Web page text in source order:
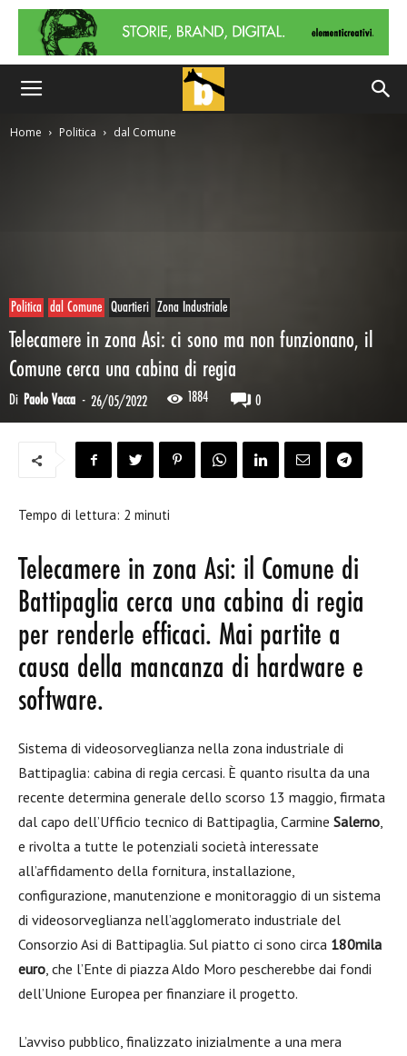
Home Politica dal Comune
Politica dal Comune Quartieri Zona Industriale
Telecamere in zona Asi: ci sono ma non funzionano, il
Comune cerca una cabina di regia
Di Paolo Vacca - 26/05/2022 1884 0
Tempo di lettura: 2 minuti
Telecamere in zona Asi: il Comune di
Battipaglia cerca una cabina di regia
per renderle efficaci. Mai partite a
causa della mancanza di hardware e
software.
Sistema di videosorveglianza nella zona industriale di
Battipaglia: cabina di regia cercasi. È quanto risulta da una
recente determina generale dello scorso 13 maggio, firmata
dal capo dell’Ufficio tecnico di Battipaglia, Carmine Salerno,
e rivolta a tutte le potenziali società interessate
all’affidamento della fornitura, installazione,
configurazione, manutenzione e monitoraggio di un sistema
di videosorveglianza nell’agglomerato industriale del
Consorzio Asi di Battipaglia. Sul piatto ci sono circa 180mila
euro, che l’Ente di piazza Aldo Moro pescherebbe dai fondi
dell’Unione Europea per finanziare il progetto.
L’avviso pubblico, finalizzato inizialmente a una mera